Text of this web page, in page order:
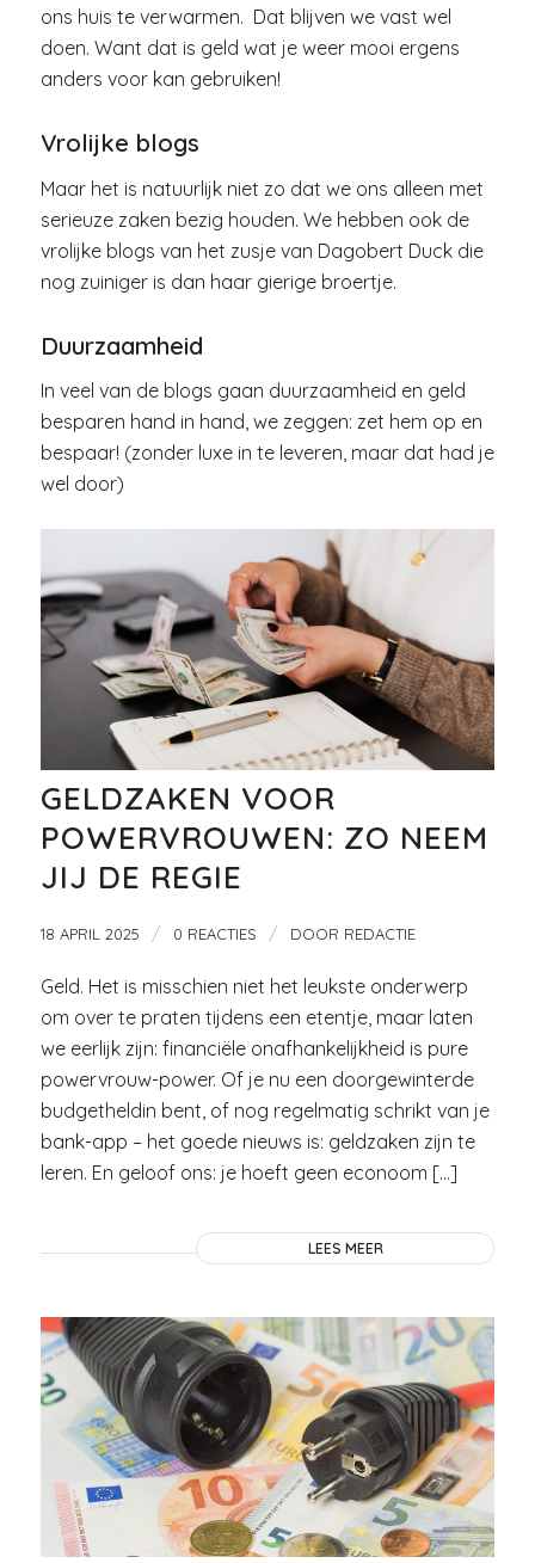
ons huis te verwarmen. Dat blijven we vast wel
doen. Want dat is geld wat je weer mooi ergens
anders voor kan gebruiken!
Vrolijke blogs
Maar het is natuurlijk niet zo dat we ons alleen met
serieuze zaken bezig houden. We hebben ook de
vrolijke blogs van het zusje van Dagobert Duck die
nog zuiniger is dan haar gierige broertje.
Duurzaamheid
In veel van de blogs gaan duurzaamheid en geld
besparen hand in hand, we zeggen: zet hem op en
bespaar! (zonder luxe in te leveren, maar dat had je
wel door)
GELDZAKEN VOOR
POWERVROUWEN: ZO NEEM
JIJ DE REGIE
18 APRIL 2025 / 0 REACTIES / DOOR REDACTIE
Geld. Het is misschien niet het leukste onderwerp
om over te praten tijdens een etentje, maar laten
we eerlijk zijn: financiële onafhankelijkheid is pure
powervrouw-power. Of je nu een doorgewinterde
budgetheldin bent, of nog regelmatig schrikt van je
bank-app – het goede nieuws is: geldzaken zijn te
leren. En geloof ons: je hoeft geen econoom […]
LEES MEER